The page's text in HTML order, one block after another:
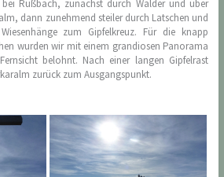
Rußbach, zunächst durch Wälder und über
dann zunehmend steiler durch Latschen und
zum Gipfelkreuz. Für die knapp
wurden wir mit einem grandiosen Panorama
belohnt. Nach einer langen Gipfelrast
zurück zum Ausgangspunkt.